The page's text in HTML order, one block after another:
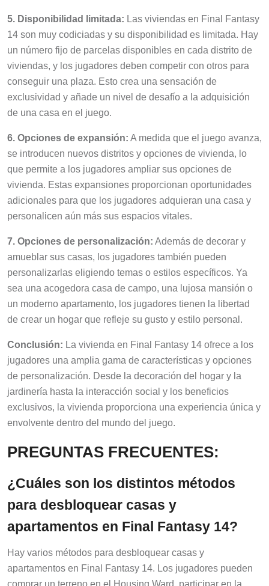
5. Disponibilidad limitada: Las viviendas en Final Fantasy
14 son muy codiciadas y su disponibilidad es limitada. Hay
un número fijo de parcelas disponibles en cada distrito de
viviendas, y los jugadores deben competir con otros para
conseguir una plaza. Esto crea una sensación de
exclusividad y añade un nivel de desafío a la adquisición
de una casa en el juego.
6. Opciones de expansión: A medida que el juego avanza,
se introducen nuevos distritos y opciones de vivienda, lo
que permite a los jugadores ampliar sus opciones de
vivienda. Estas expansiones proporcionan oportunidades
adicionales para que los jugadores adquieran una casa y
personalicen aún más sus espacios vitales.
7. Opciones de personalización: Además de decorar y
amueblar sus casas, los jugadores también pueden
personalizarlas eligiendo temas o estilos específicos. Ya
sea una acogedora casa de campo, una lujosa mansión o
un moderno apartamento, los jugadores tienen la libertad
de crear un hogar que refleje su gusto y estilo personal.
Conclusión: La vivienda en Final Fantasy 14 ofrece a los
jugadores una amplia gama de características y opciones
de personalización. Desde la decoración del hogar y la
jardinería hasta la interacción social y los beneficios
exclusivos, la vivienda proporciona una experiencia única y
envolvente dentro del mundo del juego.
PREGUNTAS FRECUENTES:
¿Cuáles son los distintos métodos
para desbloquear casas y
apartamentos en Final Fantasy 14?
Hay varios métodos para desbloquear casas y
apartamentos en Final Fantasy 14. Los jugadores pueden
comprar un terreno en el Housing Ward, participar en la